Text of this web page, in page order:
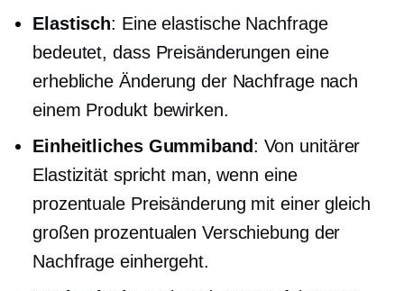
Elastisch: Eine elastische Nachfrage
bedeutet, dass Preisänderungen eine
erhebliche Änderung der Nachfrage nach
einem Produkt bewirken.
Einheitliches Gummiband: Von unitärer
Elastizität spricht man, wenn eine
prozentuale Preisänderung mit einer gleich
großen prozentualen Verschiebung der
Nachfrage einhergeht.